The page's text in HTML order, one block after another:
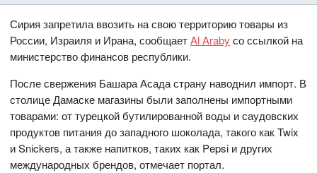
Сирия запретила ввозить на свою территорию товары из
России, Израиля и Ирана, сообщаетAl Araby со ссылкой на
министерство финансов республики.
После свержения Башара Асада страну наводнил импорт. В
столице Дамаске магазины были заполнены импортными
товарами: от турецкой бутилированной воды и саудовских
продуктов питания до западного шоколада, такого как Twix
и Snickers, а также напитков, таких как Pepsi и других
международных брендов, отмечает портал.